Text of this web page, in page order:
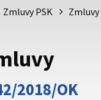
sa uistite, že
stránku.
pred názvom
Zmluvy PSK Zmluvy
2018/OK